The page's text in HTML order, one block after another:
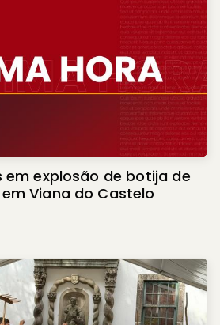
explosão de botija de
Viana do Castelo